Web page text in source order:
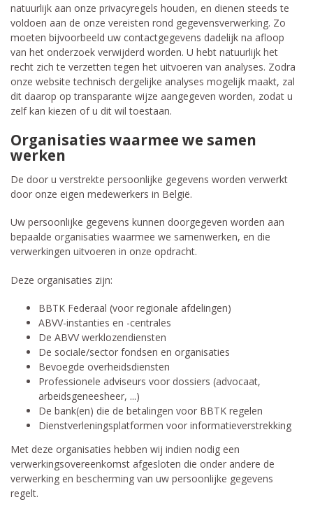
natuurlijk aan onze privacyregels houden, en dienen steeds te
voldoen aan de onze vereisten rond gegevensverwerking. Zo
moeten bijvoorbeeld uw contactgegevens dadelijk na afloop
van het onderzoek verwijderd worden. U hebt natuurlijk het
recht zich te verzetten tegen het uitvoeren van analyses. Zodra
onze website technisch dergelijke analyses mogelijk maakt, zal
dit daarop op transparante wijze aangegeven worden, zodat u
zelf kan kiezen of u dit wil toestaan.
Organisaties waarmee we samen
werken
De door u verstrekte persoonlijke gegevens worden verwerkt
door onze eigen medewerkers in België.
Uw persoonlijke gegevens kunnen doorgegeven worden aan
bepaalde organisaties waarmee we samenwerken, en die
verwerkingen uitvoeren in onze opdracht.
Deze organisaties zijn:
BBTK Federaal (voor regionale afdelingen)
ABVV-instanties en -centrales
De ABVV werklozendiensten
De sociale/sector fondsen en organisaties
Bevoegde overheidsdiensten
Professionele adviseurs voor dossiers (advocaat,
arbeidsgeneesheer, ...)
De bank(en) die de betalingen voor BBTK regelen
Dienstverleningsplatformen voor informatieverstrekking
Met deze organisaties hebben wij indien nodig een
verwerkingsovereenkomst afgesloten die onder andere de
verwerking en bescherming van uw persoonlijke gegevens
regelt.